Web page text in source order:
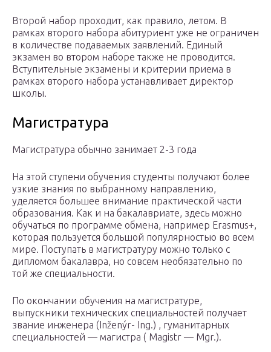
Второй набор проходит, как правило, летом. В
рамках второго набора абитуриент уже не ограничен
в количестве подаваемых заявлений. Единый
экзамен во втором наборе также не проводится.
Вступительные экзамены и критерии приема в
рамках второго набора устанавливает директор
школы.
Магистратура
Магистратура обычно занимает 2-3 года
На этой ступени обучения студенты получают более
узкие знания по выбранному направлению,
уделяется большее внимание практической части
образования. Как и на бакалавриате, здесь можно
обучаться по программе обмена, например Erasmus+,
которая пользуется большой популярностью во всем
мире. Поступать в магистратуру можно только с
дипломом бакалавра, но совсем необязательно по
той же специальности.
По окончании обучения на магистратуре,
выпускники технических специальностей получает
звание инженера (Inženýr- Ing.) , гуманитарных
специальностей — магистра ( Magistr — Mgr.).